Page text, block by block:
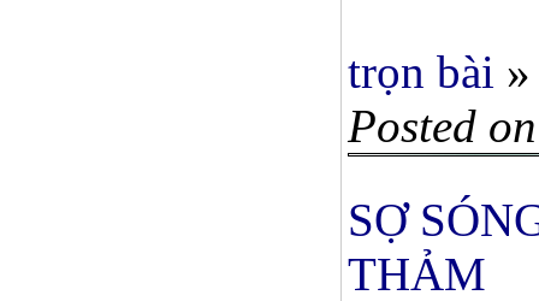
trọn bài »
Posted
SỢ
THẢM